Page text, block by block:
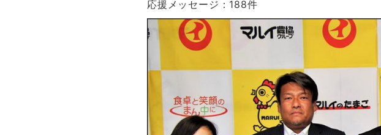
応援メッセージ：188件